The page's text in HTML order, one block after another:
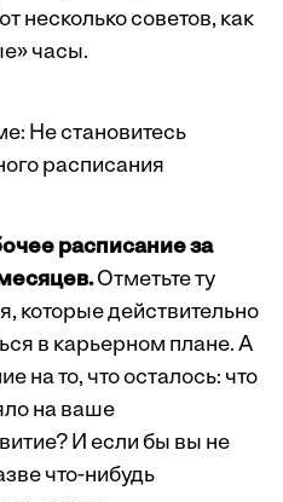
несколько советов, как
часы.
Не становитесь
расписания
расписание за
Отметьте ту
которые действительно
в карьерном плане. А
на то, что осталось: что
на ваше
И если бы вы не
что-нибудь